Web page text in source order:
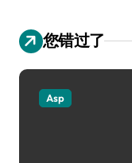
您错过了
Asp